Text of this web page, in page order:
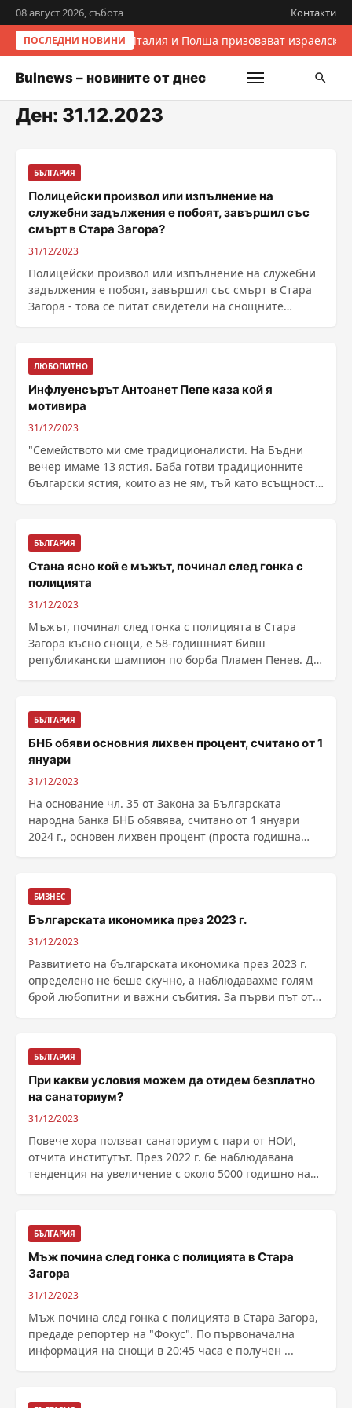
08 август 2026, събота Контакти
ПОСЛЕДНИ НОВИНИ Италия и Полша призовават
Bulnews – новините от днес
Ден: 31.12.2023
БЪЛГАРИЯ
Полицейски произвол или изпълнение на
служебни задължения е побоят, завършил със
смърт в Стара Загора?
31/12/2023
Полицейски произвол или изпълнение на служебни
задължения е побоят, завършил със смърт в Стара
Загора - това се питат свидетели на снощните
ЛЮБОПИТНО
Инфлуенсърът Антоанет Пепе каза кой я
мотивира
31/12/2023
"Семейството ми сме традиционалисти. На Бъдни
вечер имаме 13 ястия. Баба готви традиционните
български ястия, които аз не ям, тъй като всъщност
БЪЛГАРИЯ
Стана ясно кой е мъжът, починал след гонка с
полицията
31/12/2023
Мъжът, починал след гонка с полицията в Стара
Загора късно снощи, е 58-годишният бивш
републикански шампион по борба Пламен Пенев. До
БЪЛГАРИЯ
БНБ обяви основния лихвен процент, считано от 1
януари
31/12/2023
На основание чл. 35 от Закона за Българската
народна банка БНБ обявява, считано от 1 януари
2024 г., основен лихвен процент (проста годишна
БИЗНЕС
Българската икономика през 2023 г.
31/12/2023
Развитието на българската икономика през 2023 г.
определено не беше скучно, а наблюдавахме голям
брой любопитни и важни събития. За първи път от
БЪЛГАРИЯ
При какви условия можем да отидем безплатно
на санаториум?
31/12/2023
Повече хора ползват санаториум с пари от НОИ,
отчита институтът. През 2022 г. бе наблюдавана
тенденция на увеличение с около 5000 годишно на
БЪЛГАРИЯ
Мъж почина след гонка с полицията в Стара
Загора
31/12/2023
Мъж почина след гонка с полицията в Стара Загора,
предаде репортер на "Фокус". По първоначална
информация на снощи в 20:45 часа е получен ...